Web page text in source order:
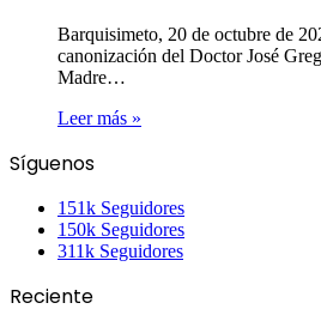
Barquisimeto, 20 de octubre de
canonización del Doctor José
Madre…
Leer más »
Síguenos
151k Seguidores
150k Seguidores
311k Seguidores
Reciente